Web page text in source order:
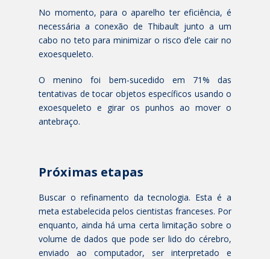
No momento, para o aparelho ter eficiência, é
necessária a conexão de Thibault junto a um
cabo no teto para minimizar o risco d’ele cair no
exoesqueleto.
O menino foi bem-sucedido em 71% das
tentativas de tocar objetos específicos usando o
exoesqueleto e girar os punhos ao mover o
antebraço.
Próximas etapas
Buscar o refinamento da tecnologia. Esta é a
meta estabelecida pelos cientistas franceses. Por
enquanto, ainda há uma certa limitação sobre o
volume de dados que pode ser lido do cérebro,
enviado ao computador, ser interpretado e